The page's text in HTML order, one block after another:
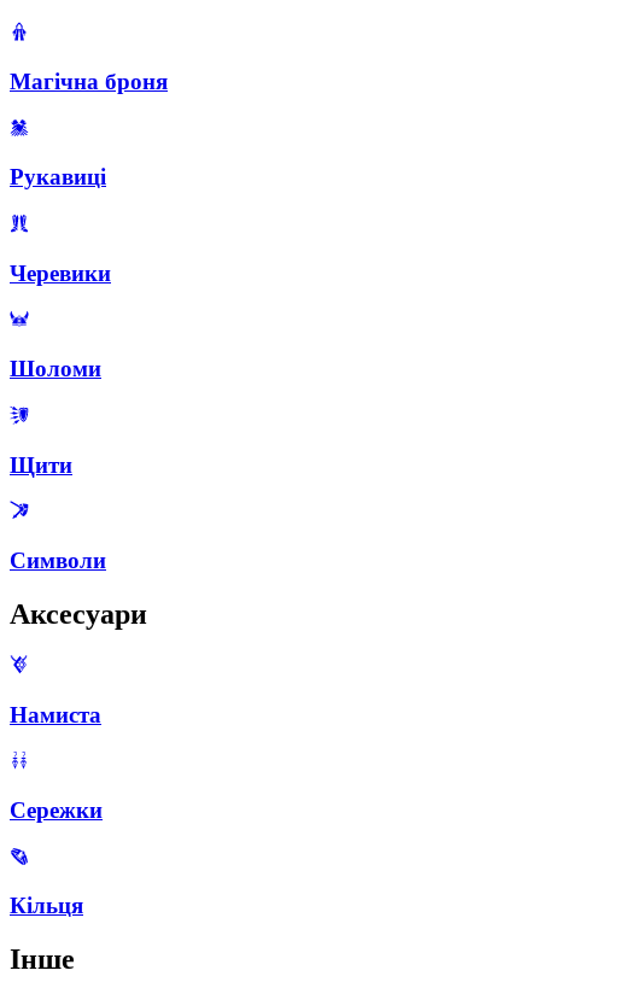
Магічна броня
Рукавиці
Черевики
Шоломи
Щити
Символи
Аксесуари
Намиста
Сережки
Кільця
Інше